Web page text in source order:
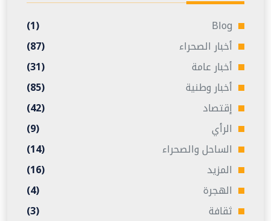
Blog
(1)
أخبار الصحراء
(87)
أخبار عامة
(31)
أخبار وطنية
(85)
إقتصاد
(42)
الرأي
(9)
الساحل والصحراء
(14)
المزيد
(16)
الهجرة
(4)
ثقافة
(3)